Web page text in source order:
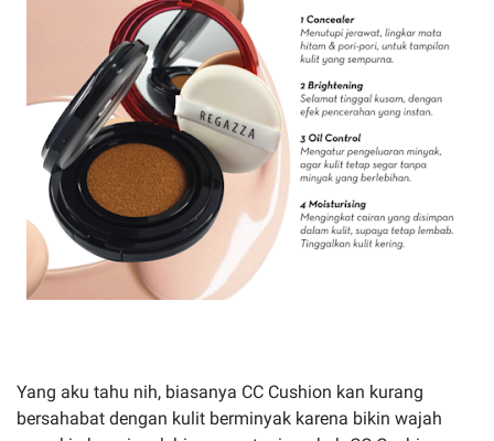
Yang aku tahu nih, biasanya CC Cushion kan kurang
bersahabat dengan kulit berminyak karena bikin wajah